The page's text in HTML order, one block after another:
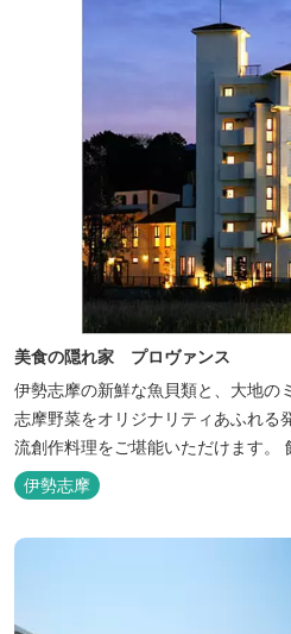
美食の隠れ家 プロヴァンス
伊勢志摩の新鮮な魚貝類と、大地の
志摩野菜をオリジナリティあふれる
流創作料理をご堪能いただけます。
数限定で開催。伊勢志摩の美しい星
内いたします。
伊勢志摩